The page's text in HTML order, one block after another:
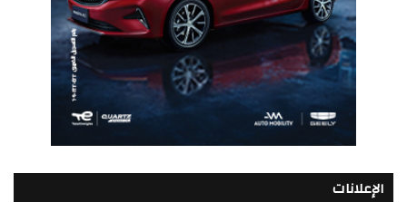
الإعلانات